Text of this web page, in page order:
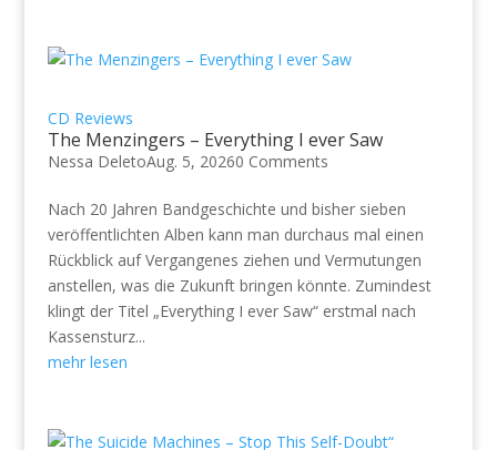
CD Reviews
The Menzingers – Everything I ever Saw
Nessa DeletoAug. 5, 20260 Comments
Nach 20 Jahren Bandgeschichte und bisher sieben
veröffentlichten Alben kann man durchaus mal einen
Rückblick auf Vergangenes ziehen und Vermutungen
anstellen, was die Zukunft bringen könnte. Zumindest
klingt der Titel „Everything I ever Saw“ erstmal nach
Kassensturz...
mehr lesen